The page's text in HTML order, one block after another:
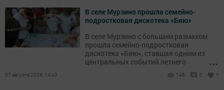
В селе Мурзино прошла семейно-
подростковая дискотека «Бию»
В селе Мурзино с большим размахом
прошла семейно-подростковая
дискотека «Бию», ставшая одним из
центральных событий летнего
фестиваля «Курше». Площадка собрала
рекордное количество гостей всех
...
07 августа 2026, 14:43 148 0 1